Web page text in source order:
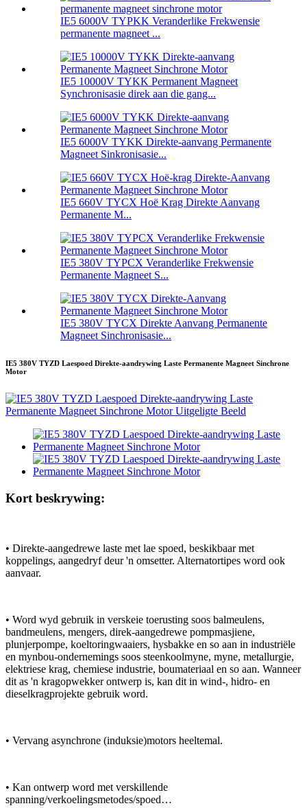
IE5 6000V TYPKK Veranderlike Frekwensie
permanente magneet ...
IE5 10000V TYKK Permanent Magneet
Synchronisasie direk aan die gang...
IE5 6000V TYKK Direkte-aanvang Permanente
Magneet Sinkronisasie...
IE5 660V TYCX Hoë Krag Direkte Aanvang
Permanente M...
IE5 380V TYPCX Veranderlike Frekwensie
Permanente Magneet S...
IE5 380V TYCX Direkte Aanvang Permanente
Magneet Sinchronisasie...
IE5 380V TYZD Laespoed Direkte-aandrywing Laste Permanente Magneet Sinchrone
Motor
Kort beskrywing:
• Direkte-aangedrewe laste met lae spoed, beskikbaar met
koppelings, aangedryf deur 'n omsetter. Alternatortipes word ook
aanvaar.
• Word wyd gebruik in verskeie toerusting soos balmeulens,
bandmeulens, mengers, direk-aangedrewe pompmasjiene,
plunjerpompe, koeltoringwaaiers, hysbakke en so aan in industriële
en mynbou-ondernemings soos steenkoolmyne, myne, metallurgie,
elektriese krag, chemiese industrie, boumateriaal en so aan. Wanneer
dit as 'n kragopwekker ontwerp is, kan dit in wind-, hidro- en
dieselkragprojekte gebruik word.
• Vervang asynchrone (induksie)motors heeltemal.
• Kan ontwerp word met verskillende
spanning/verkoelingsmetodes/spoed…